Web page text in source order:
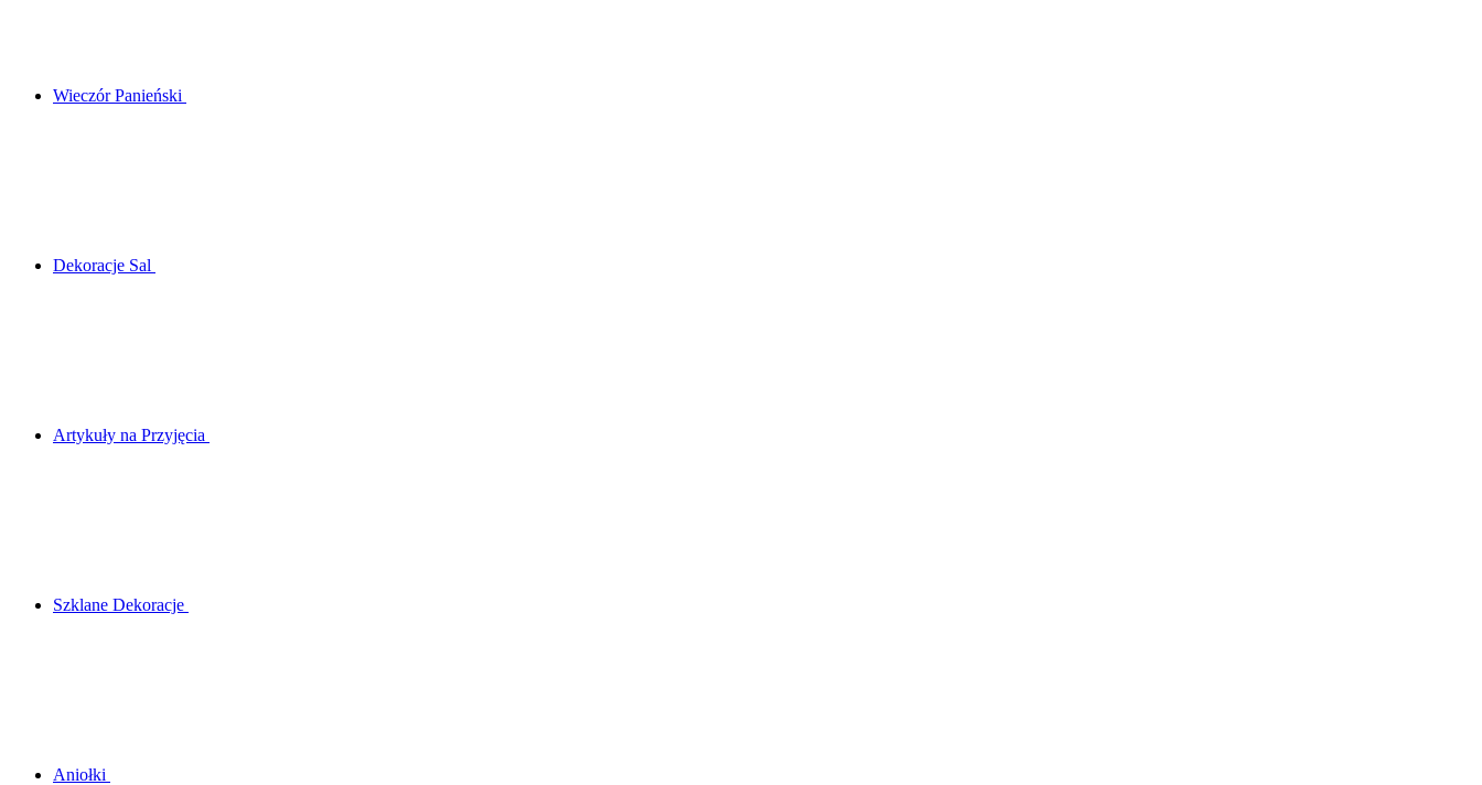
Wieczór Panieński
Dekoracje Sal
Artykuły na Przyjęcia
Szklane Dekoracje
Aniołki